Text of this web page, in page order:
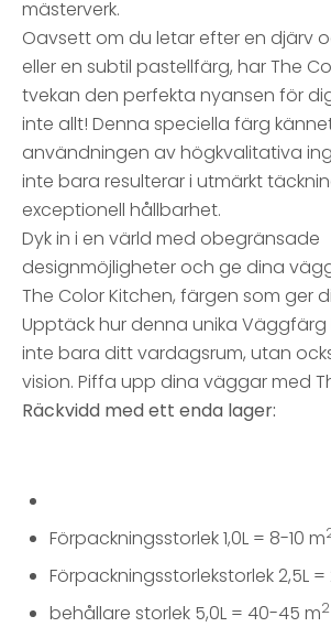
mästerverk.
Oavsett om du letar efter en djärv
eller en subtil pastellfärg, har The
tvekan den perfekta nyansen för
inte allt! Denna speciella färg
användningen av högkvalitativa
inte bara resulterar i utmärkt
exceptionell hållbarhet.
Dyk in i en värld med obegränsade
designmöjligheter och ge dina
The Color Kitchen, färgen som ger
Upptäck hur denna unika
inte bara ditt vardagsrum, utan
vision. Piffa upp dina väggar med
Räckvidd med ett enda lager:
Förpackningsstorlek 1,0L = 8-10 m
Förpackningsstorlekstorlek 2,5L
behållare storlek 5,0L = 40-45 m2